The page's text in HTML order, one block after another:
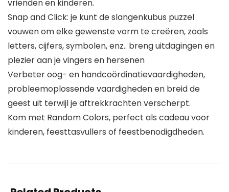
vrienden en kinderen.
Snap and Click: je kunt de slangenkubus puzzel
vouwen om elke gewenste vorm te creëren, zoals
letters, cijfers, symbolen, enz.. breng uitdagingen en
plezier aan je vingers en hersenen
Verbeter oog- en handcoördinatievaardigheden,
probleemoplossende vaardigheden en breid de
geest uit terwijl je aftrekkrachten verscherpt.
Kom met Random Colors, perfect als cadeau voor
kinderen, feesttasvullers of feestbenodigdheden.